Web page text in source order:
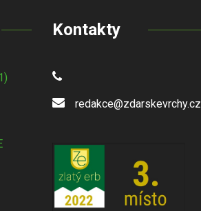
Kontakty
redakce@zdarskevrchy.cz